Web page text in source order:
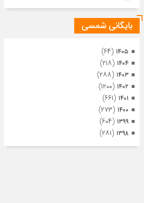
بایگانی شمسی
۱۴۰۵ (۶۴)
۱۴۰۴ (۲۱۸)
۱۴۰۳ (۲۸۸)
۱۴۰۲ (۱۲۰۰)
۱۴۰۱ (۶۶۱)
۱۴۰۰ (۲۷۳)
۱۳۹۹ (۶۰۴)
۱۳۹۸ (۲۸۱)